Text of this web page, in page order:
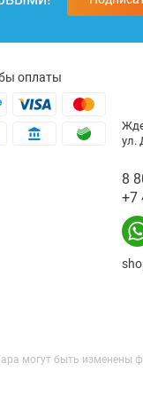
оплаты
ул.
8
+7
могут быть изменены